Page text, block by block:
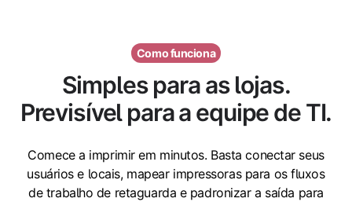
Como funciona
Simples para as lojas.
Previsível para a equipe de TI.
Comece a imprimir em minutos. Basta conectar seus
usuários e locais, mapear impressoras para os fluxos
de trabalho de retaguarda e padronizar a saída para